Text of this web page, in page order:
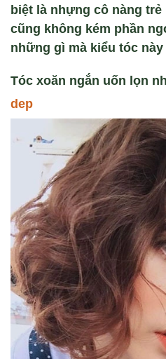
biệt là nhựng cô nàng
cũng không kém phần
những gì mà kiểu tóc này
Tóc xoăn ngắn uốn lọn
dep